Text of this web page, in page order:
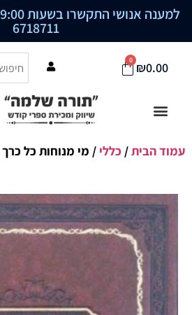
למענה אנושי התקשרו בשעות 09:00-19:00 לטלפון
6718711
₪0.00
0
עמוד הבית/ כללי / מי מנוחות כל כרך